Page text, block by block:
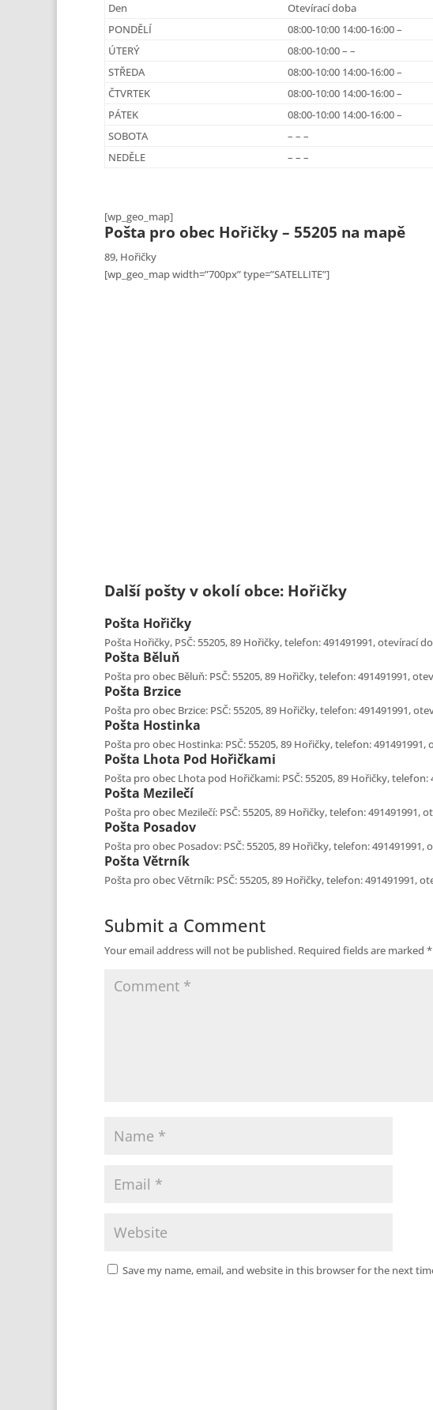
Den
Otevírací doba
PONDĚLÍ
08:00-10:00 14:00-16:00 –
ÚTERÝ
08:00-10:00 – –
STŘEDA
08:00-10:00 14:00-16:00 –
ČTVRTEK
08:00-10:00 14:00-16:00 –
PÁTEK
08:00-10:00 14:00-16:00 –
SOBOTA
– – –
NEDĚLE
– – –
[wp_geo_map]
Pošta pro obec Hořičky – 55205 na mapě
89, Hořičky
[wp_geo_map width=”700px” type=”SATELLITE”]
Další pošty v okolí obce: Hořičky
Pošta Hořičky
Pošta Hořičky, PSČ: 55205, 89 Hořičky, telefon: 491491991, otevírací
Pošta Běluň
Pošta pro obec Běluň: PSČ: 55205, 89 Hořičky, telefon: 491491991,
Pošta Brzice
Pošta pro obec Brzice: PSČ: 55205, 89 Hořičky, telefon: 491491991,
Pošta Hostinka
Pošta pro obec Hostinka: PSČ: 55205, 89 Hořičky, telefon: 491491991,
Pošta Lhota Pod Hořičkami
Pošta pro obec Lhota pod Hořičkami: PSČ: 55205, 89 Hořičky,
Pošta Mezilečí
Pošta pro obec Mezilečí: PSČ: 55205, 89 Hořičky, telefon: 491491991,
Pošta Posadov
Pošta pro obec Posadov: PSČ: 55205, 89 Hořičky, telefon: 491491991,
Pošta Větrník
Pošta pro obec Větrník: PSČ: 55205, 89 Hořičky, telefon: 491491991,
Submit a Comment
Your email address will not be published. Required fields are marked *
Save my name, email, and website in this browser for the next